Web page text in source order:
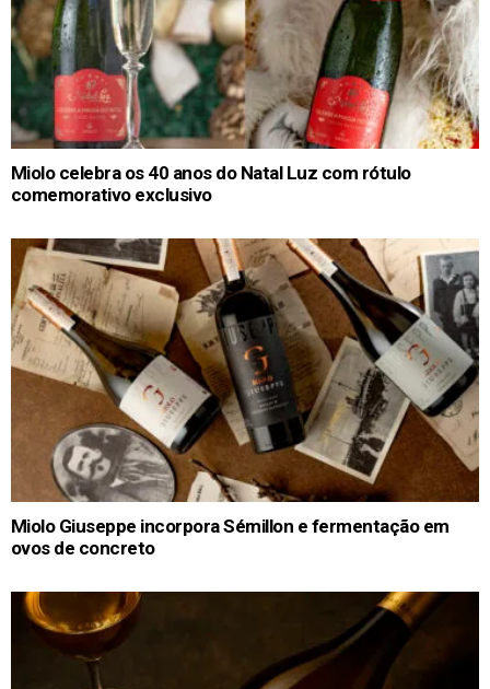
Miolo celebra os 40 anos do Natal Luz com rótulo
comemorativo exclusivo
Miolo Giuseppe incorpora Sémillon e fermentação em
ovos de concreto